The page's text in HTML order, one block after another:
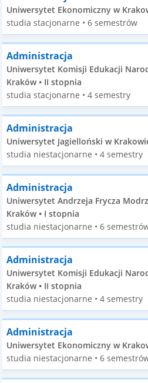
Uniwersytet Ekonomiczny w
studia stacjonarne • 6 semestrów
Administracja
Uniwersytet Komisji Edukacji
Kraków • II stopnia
studia stacjonarne • 4 semestry
Administracja
Uniwersytet Jagielloński w
studia niestacjonarne • 4 semestry
Administracja
Uniwersytet Andrzeja Frycza
Kraków • I stopnia
studia niestacjonarne • 6
Administracja
Uniwersytet Komisji Edukacji
Kraków • II stopnia
studia niestacjonarne • 4 semestry
Administracja
Uniwersytet Ekonomiczny w
studia niestacjonarne • 6